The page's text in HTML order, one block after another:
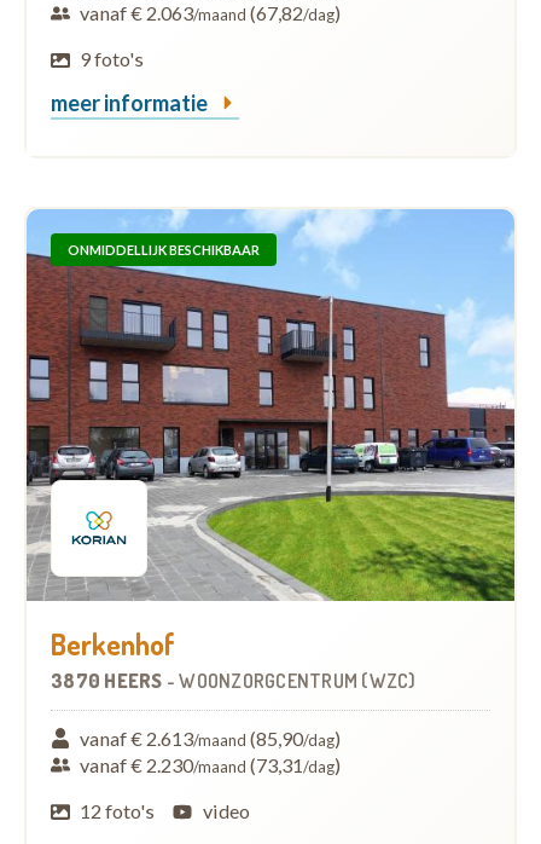
vanaf € 2.063/maand (67,82/dag)
9 foto's
meer informatie
ONMIDDELLIJK BESCHIKBAAR
Berkenhof
3870 HEERS -WOONZORGCENTRUM (WZC)
vanaf € 2.613/maand (85,90/dag)
vanaf € 2.230/maand (73,31/dag)
12 foto's
video